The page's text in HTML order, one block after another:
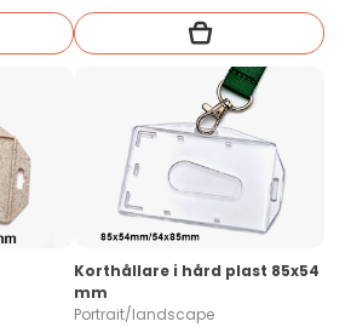
Korthållare i hård plast 85x54
mm
Portrait/landscape